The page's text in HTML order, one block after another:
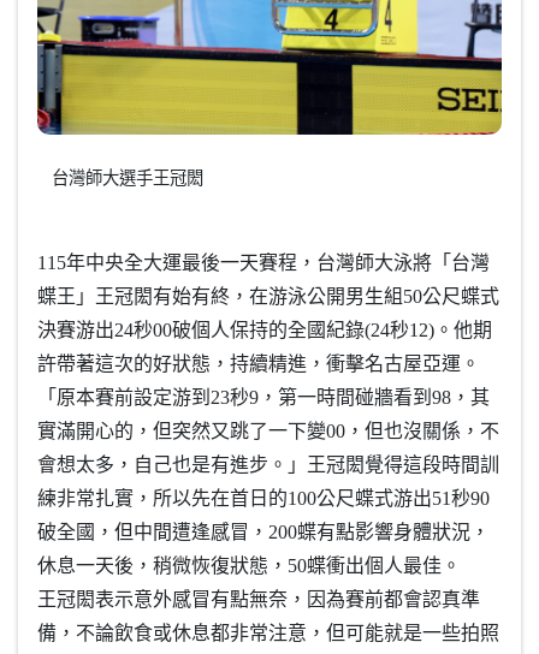
台灣師大選手王冠閎
115年中央全大運最後一天賽程，台灣師大泳將「台灣
蝶王」王冠閎有始有終，在游泳公開男生組50公尺蝶式
決賽游出24秒00破個人保持的全國紀錄(24秒12)。他期
許帶著這次的好狀態，持續精進，衝擊名古屋亞運。
「原本賽前設定游到23秒9，第一時間碰牆看到98，其
實滿開心的，但突然又跳了一下變00，但也沒關係，不
會想太多，自己也是有進步。」王冠閎覺得這段時間訓
練非常扎實，所以先在首日的100公尺蝶式游出51秒90
破全國，但中間遭逢感冒，200蝶有點影響身體狀況，
休息一天後，稍微恢復狀態，50蝶衝出個人最佳。
王冠閎表示意外感冒有點無奈，因為賽前都會認真準
備，不論飲食或休息都非常注意，但可能就是一些拍照